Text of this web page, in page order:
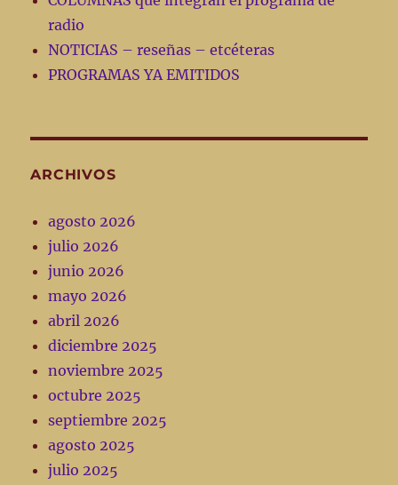
radio
NOTICIAS – reseñas – etcéteras
PROGRAMAS YA EMITIDOS
ARCHIVOS
agosto 2026
julio 2026
junio 2026
mayo 2026
abril 2026
diciembre 2025
noviembre 2025
octubre 2025
septiembre 2025
agosto 2025
julio 2025